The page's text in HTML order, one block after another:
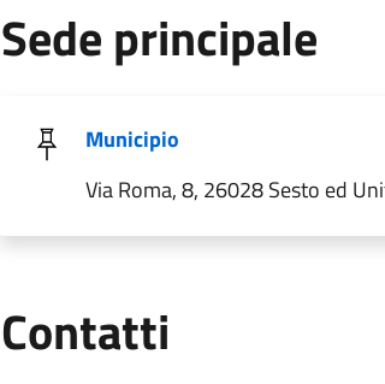
Sede principale
Municipio
Via Roma, 8, 26028 Sesto ed
Contatti